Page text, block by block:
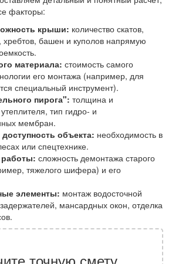
факторы:
крыши: количество скатов,
хребтов, башен и куполов напрямую
материала: стоимость самого
его монтажа (например, для
специальный инструмент).
пирога": толщина и
тип гидро- и
мембран.
объекта: необходимость в
или спецтехнике.
сложность демонтажа старого
тяжелого шифера) и его
элементы: монтаж водосточной
мансардных окон, отделка